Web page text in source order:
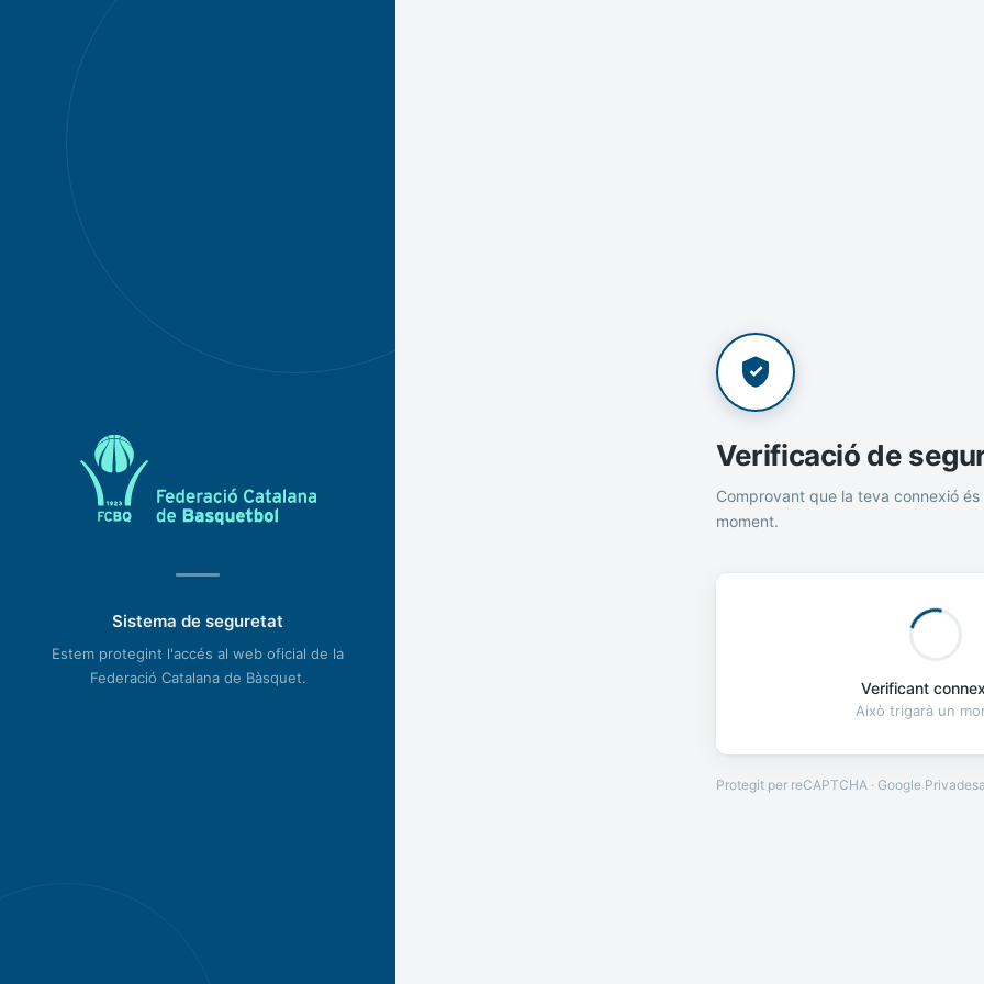
Sistema de seguretat
Estem protegint l'accés al web oficial de la
Federació Catalana de Bàsquet.
Verificació de
Comprovant que la teva connexió és
moment.
Verificant
Això trigarà un
Protegit per reCAPTCHA · Google Privadesa